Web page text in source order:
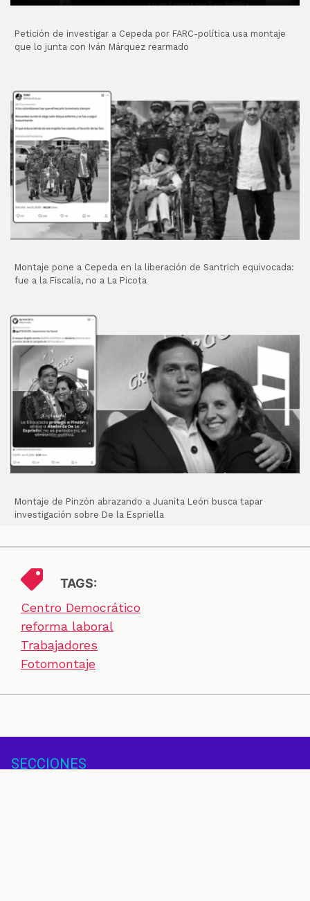
Petición de investigar a Cepeda por FARC-política usa montaje
que lo junta con Iván Márquez rearmado
Montaje pone a Cepeda en la liberación de Santrich equivocada:
fue a la Fiscalía, no a La Picota
Montaje de Pinzón abrazando a Juanita León busca tapar
investigación sobre De la Espriella
TAGS:
Centro Democrático
reforma laboral
Trabajadores
Fotomontaje
SECCIONES